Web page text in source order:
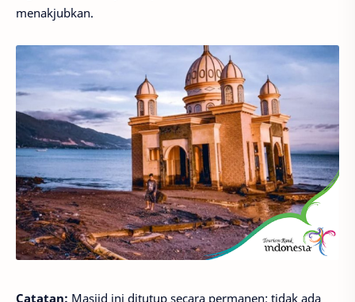
menakjubkan.
Catatan: Masjid ini ditutup secara permanen; tidak ada